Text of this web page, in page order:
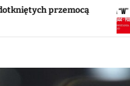
Godzina „W”. W